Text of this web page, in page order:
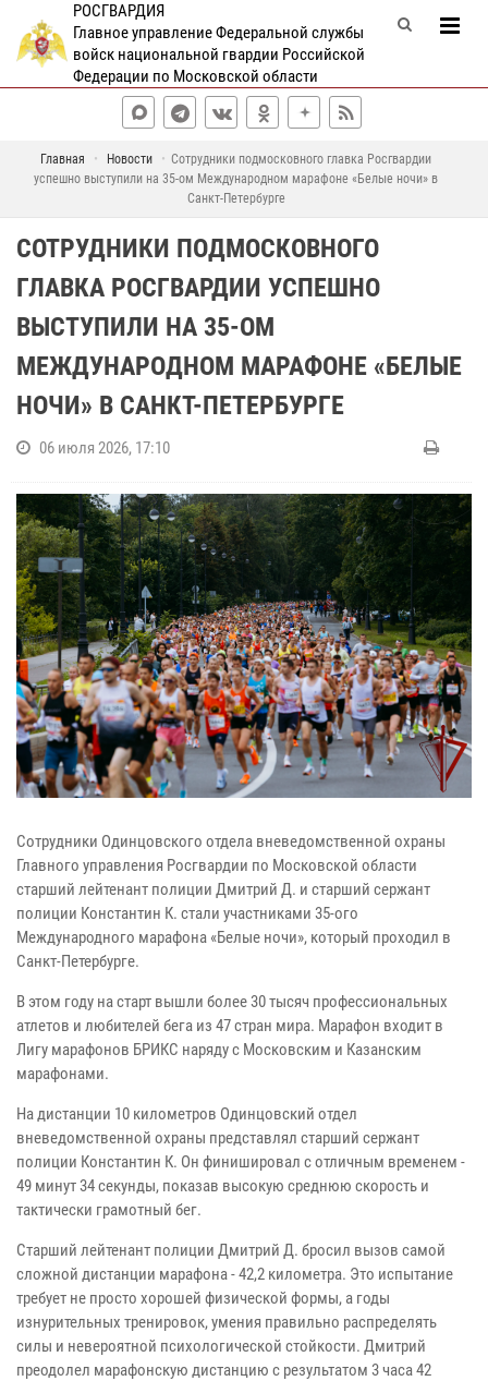
РОСГВАРДИЯ
Главное управление Федеральной службы
войск национальной гвардии Российской
Федерации по Московской области
Главная Новости
Сотрудники подмосковного главка Росгвардии
успешно выступили на 35-ом Международном марафоне «Белые ночи» в
Санкт-Петербурге
СОТРУДНИКИ ПОДМОСКОВНОГО
ГЛАВКА РОСГВАРДИИ УСПЕШНО
ВЫСТУПИЛИ НА 35-ОМ
МЕЖДУНАРОДНОМ МАРАФОНЕ «БЕЛЫЕ
НОЧИ» В САНКТ-ПЕТЕРБУРГЕ
06 июля 2026, 17:10
Сотрудники Одинцовского отдела вневедомственной охраны
Главного управления Росгвардии по Московской области
старший лейтенант полиции Дмитрий Д. и старший сержант
полиции Константин К. стали участниками 35-ого
Международного марафона «Белые ночи», который проходил в
Санкт-Петербурге.
В этом году на старт вышли более 30 тысяч профессиональных
атлетов и любителей бега из 47 стран мира. Марафон входит в
Лигу марафонов БРИКС наряду с Московским и Казанским
марафонами.
На дистанции 10 километров Одинцовский отдел
вневедомственной охраны представлял старший сержант
полиции Константин К. Он финишировал с отличным временем -
49 минут 34 секунды, показав высокую среднюю скорость и
тактически грамотный бег.
Старший лейтенант полиции Дмитрий Д. бросил вызов самой
сложной дистанции марафона - 42,2 километра. Это испытание
требует не просто хорошей физической формы, а годы
изнурительных тренировок, умения правильно распределять
силы и невероятной психологической стойкости. Дмитрий
преодолел марафонскую дистанцию с результатом 3 часа 42